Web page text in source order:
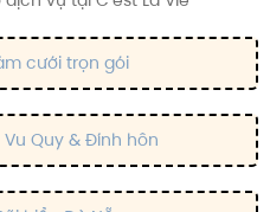
cưới trọn gói
Vu Quy & Đính hôn